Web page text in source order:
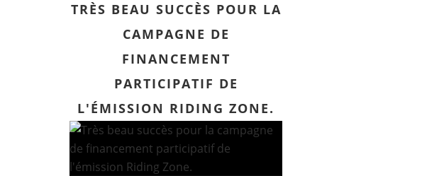
TRÈS BEAU SUCCÈS POUR LA
CAMPAGNE DE
FINANCEMENT
PARTICIPATIF DE
L'ÉMISSION RIDING ZONE.